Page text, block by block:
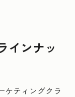
インナッ
ケティングクラ